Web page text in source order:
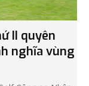
II quyên
nghĩa vùng